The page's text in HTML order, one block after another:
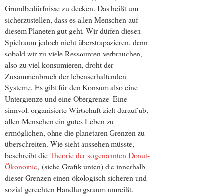
Grundbedürfnisse zu decken. Das heißt um
sicherzustellen, dass es allen Menschen auf
diesem Planeten gut geht. Wir dürfen diesen
Spielraum jedoch nicht überstrapazieren, denn
sobald wir zu viele Ressourcen verbrauchen,
also zu viel konsumieren, droht der
Zusammenbruch der lebenserhaltenden
Systeme. Es gibt für den Konsum also eine
Untergrenze und eine Obergrenze. Eine
sinnvoll organisierte Wirtschaft zielt darauf ab,
allen Menschen ein gutes Leben zu
ermöglichen, ohne die planetaren Grenzen zu
überschreiten. Wie sieht aussehen müsste,
beschreibt dieTheorie der sogenannten Donut-
Ökonomie, (siehe Grafik unten) die innerhalb
dieser Grenzen einen ökologisch sicheren und
sozial gerechten Handlungsraum umreißt.